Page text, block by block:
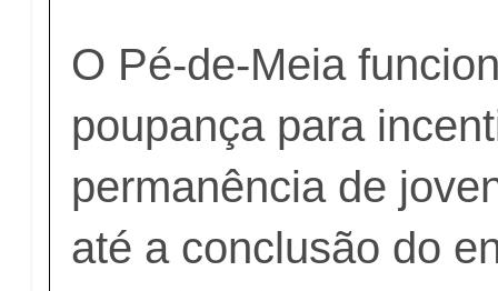
O Pé-de-Meia
poupança para
permanência de
até a conclusão do